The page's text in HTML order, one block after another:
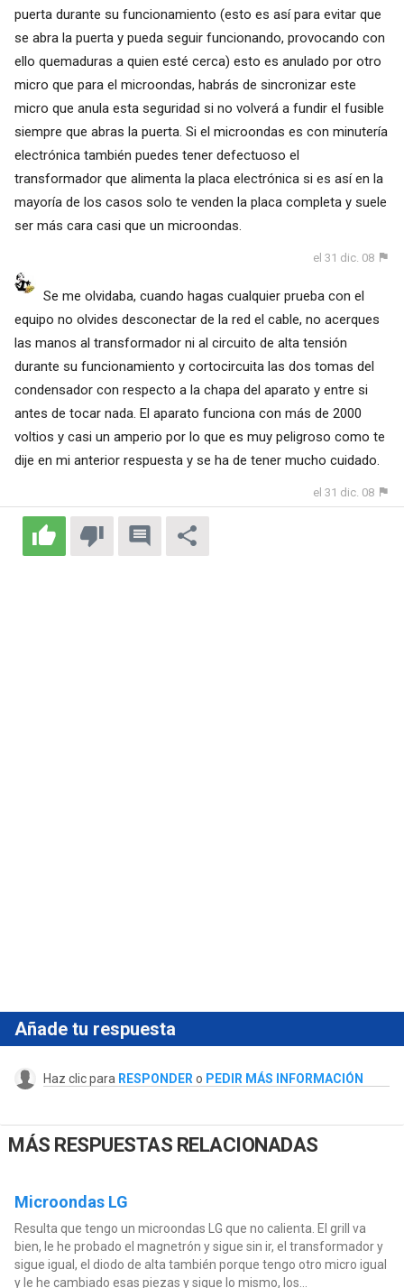
puerta durante su funcionamiento (esto es así para evitar que
se abra la puerta y pueda seguir funcionando, provocando con
ello quemaduras a quien esté cerca) esto es anulado por otro
micro que para el microondas, habrás de sincronizar este
micro que anula esta seguridad si no volverá a fundir el fusible
siempre que abras la puerta. Si el microondas es con minutería
electrónica también puedes tener defectuoso el
transformador que alimenta la placa electrónica si es así en la
mayoría de los casos solo te venden la placa completa y suele
ser más cara casi que un microondas.
el 31 dic. 08
Se me olvidaba, cuando hagas cualquier prueba con el
equipo no olvides desconectar de la red el cable, no acerques
las manos al transformador ni al circuito de alta tensión
durante su funcionamiento y cortocircuita las dos tomas del
condensador con respecto a la chapa del aparato y entre si
antes de tocar nada. El aparato funciona con más de 2000
voltios y casi un amperio por lo que es muy peligroso como te
dije en mi anterior respuesta y se ha de tener mucho cuidado.
el 31 dic. 08
Añade tu respuesta
Haz clic para RESPONDER o PEDIR MÁS INFORMACIÓN
MÁS RESPUESTAS RELACIONADAS
Microondas LG
Resulta que tengo un microondas LG que no calienta. El grill va
bien, le he probado el magnetrón y sigue sin ir, el transformador y
sigue igual, el diodo de alta también porque tengo otro micro igual
y le he cambiado esas piezas y sigue lo mismo, los...